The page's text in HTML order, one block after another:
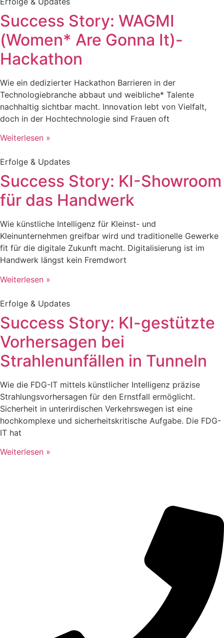
Success Story: WAGMI
(Women* Are Gonna It)-
Hackathon
Wie ein dedizierter Hackathon Barrieren in der
Technologiebranche abbaut und weibliche* Talente
nachhaltig sichtbar macht. Innovation lebt von Vielfalt,
doch in der Hochtechnologie sind Frauen oft
Weiterlesen »
Erfolge & Updates
Success Story: KI-Showroom
für das Handwerk
Wie künstliche Intelligenz für Kleinst- und
Kleinunternehmen greifbar wird und traditionelle Gewerke
fit für die digitale Zukunft macht. Digitalisierung ist im
Handwerk längst kein Fremdwort
Weiterlesen »
Erfolge & Updates
Success Story: KI-gestützte
Vorhersagen bei
Strahlenunfällen in Tunneln
Wie die FDG-IT mittels künstlicher Intelligenz präzise
Strahlungsvorhersagen für den Ernstfall ermöglicht.
Sicherheit in unterirdischen Verkehrswegen ist eine
hochkomplexe und sicherheitskritische Aufgabe. Die FDG-
IT hat
Weiterlesen »